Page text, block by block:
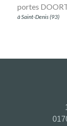
portes
à Saint-Denis (93)